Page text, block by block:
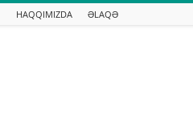
HAQQIMIZDA ƏLAQƏ